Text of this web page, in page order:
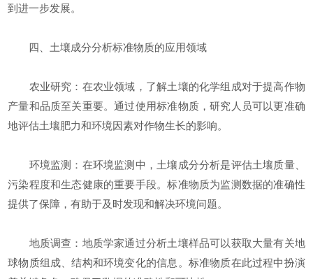
到进一步发展。
四、土壤成分分析标准物质的应用领域
农业研究：在农业领域，了解土壤的化学组成对于提高作物
产量和品质至关重要。通过使用标准物质，研究人员可以更准确
地评估土壤肥力和环境因素对作物生长的影响。
环境监测：在环境监测中，土壤成分分析是评估土壤质量、
污染程度和生态健康的重要手段。标准物质为监测数据的准确性
提供了保障，有助于及时发现和解决环境问题。
地质调查：地质学家通过分析土壤样品可以获取大量有关地
球物质组成、结构和环境变化的信息。标准物质在此过程中扮演